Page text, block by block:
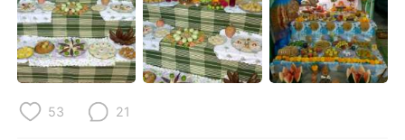
Deutsch 日本語
한국어 Русский
ไทย
53 21